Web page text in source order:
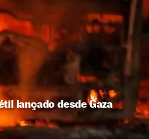
lançado desde Gaza